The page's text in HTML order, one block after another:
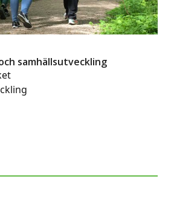
samhällsutveckling